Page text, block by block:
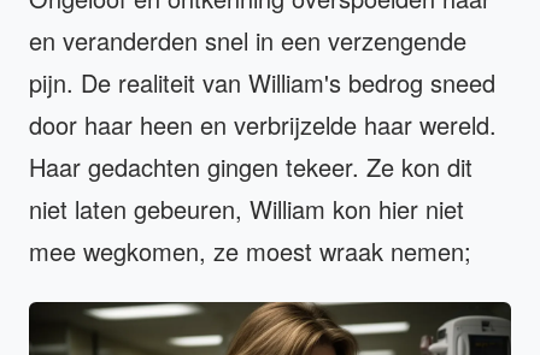
en veranderden snel in een verzengende
pijn. De realiteit van William's bedrog sneed
door haar heen en verbrijzelde haar wereld.
Haar gedachten gingen tekeer. Ze kon dit
niet laten gebeuren, William kon hier niet
mee wegkomen, ze moest wraak nemen;